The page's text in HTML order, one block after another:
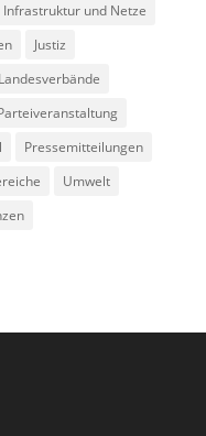
Infrastruktur und Netze
Justiz
Landesverbände
Pressemitteilungen
Umwelt